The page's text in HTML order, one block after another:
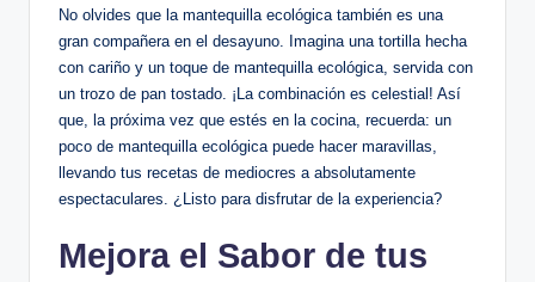
No olvides que la mantequilla ecológica también es una
gran compañera en el desayuno. Imagina una tortilla hecha
con cariño y un toque de mantequilla ecológica, servida con
un trozo de pan tostado. ¡La combinación es celestial! Así
que, la próxima vez que estés en la cocina, recuerda: un
poco de mantequilla ecológica puede hacer maravillas,
llevando tus recetas de mediocres a absolutamente
espectaculares. ¿Listo para disfrutar de la experiencia?
Mejora el Sabor de tus